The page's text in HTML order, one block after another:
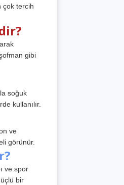
çok tercih
gibi
soğuk
kullanılır.
ve
görünür.
ve spor
bir